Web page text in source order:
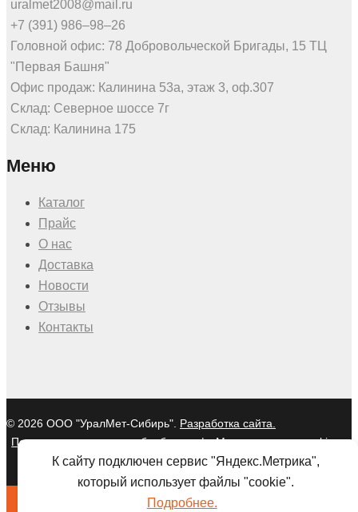
uralmet2008@mail.ru
+7 (391) 986‒98‒26
Головной офис: 78 Добровольческой Бригады, 15 ТЦ
"Первая Башня"
Офис продаж: Калинина 53а, этаж 3, оф.307
Склад: Северное шоссе 7г
Склад: Калинина 175
Меню
Каталог
Прайс
О нас
Доставка
Новости
Отзывы
Контакты
© 2026 ООО "УралМет-Сибирь". Разработка сайта.
Политика в отношении обработки
персональных данных
|
Мы используем cookies и
Яндекс Метрику
К сайту подключен сервис "Яндекс.Метрика",
который использует файлы "cookie".
Подробнее.